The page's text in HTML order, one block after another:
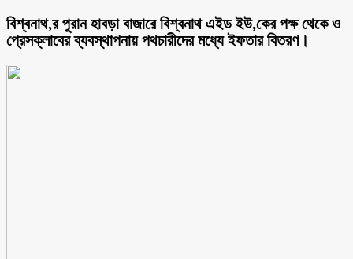
বিশ্বনাথ,র পুরান হাবড়া বাজারে বিশ্বনাথ এইড ইউ,কের পক্ষ থেকে ও
প্রেসক্লাবের ব্যবস্থাপনায় পথচারীদের মধ্যে ইফতার বিতরণ।